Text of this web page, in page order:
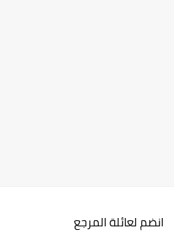
انضم لعائلة المرجع